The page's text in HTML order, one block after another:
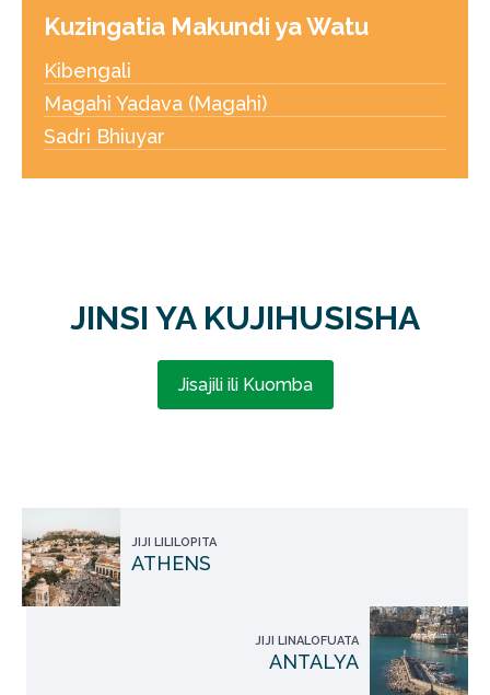
Kuzingatia Makundi ya Watu
Kibengali
Magahi Yadava (Magahi)
Sadri Bhiuyar
JINSI YA KUJIHUSISHA
Jisajili ili Kuomba
JIJI LILILOPITA
ATHENS
JIJI LINALOFUATA
ANTALYA